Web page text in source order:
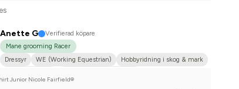
Anette G
Verifierad köpare
Mane grooming Racer
Dressyr
WE (Working Equestrian)
Hobbyridning i skog & mark
Junior Nicole Fairfield®